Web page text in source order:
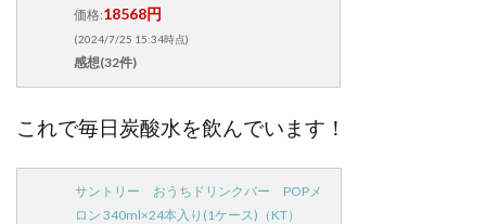
価格:18568円
(2024/7/25 15:34時点)
感想(32件)
これで毎日炭酸水を飲んでいます！
サントリー おうちドリンクバー POPメ
ロン 340ml×24本入り(1ケース)（KT）